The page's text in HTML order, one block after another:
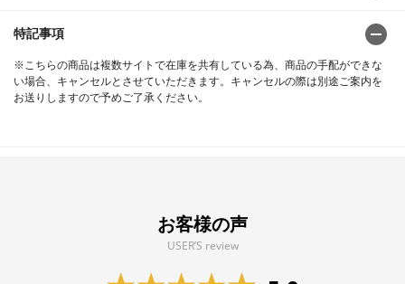
特記事項
※こちらの商品は複数サイトで在庫を共有している為、商品の手配ができな
い場合、キャンセルとさせていただきます。キャンセルの際は別途ご案内を
お送りしますので予めご了承ください。
お客様の声
USER’S review